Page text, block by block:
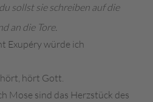
sollst sie schreiben auf die
an die Tore.
Exupéry würde ich
hört Gott.
Mose sind das Herzstück des